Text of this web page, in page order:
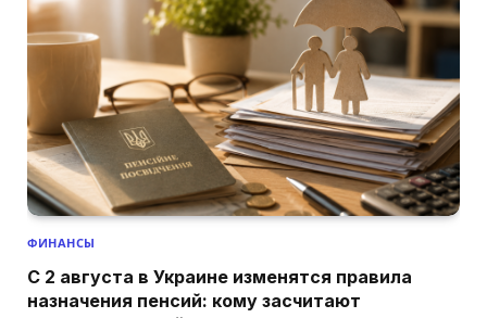
ФИНАНСЫ
С 2 августа в Украине изменятся правила
назначения пенсий: кому засчитают